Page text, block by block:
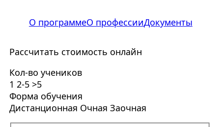
О программеО профессииДокументы
Рассчитать стоимость онлайн
Кол-во учеников
1 2-5 >5
Форма обучения
Дистанционная Очная Заочная